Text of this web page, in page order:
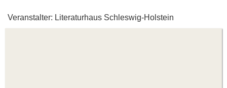
Veranstalter: Literaturhaus Schleswig-Holstein